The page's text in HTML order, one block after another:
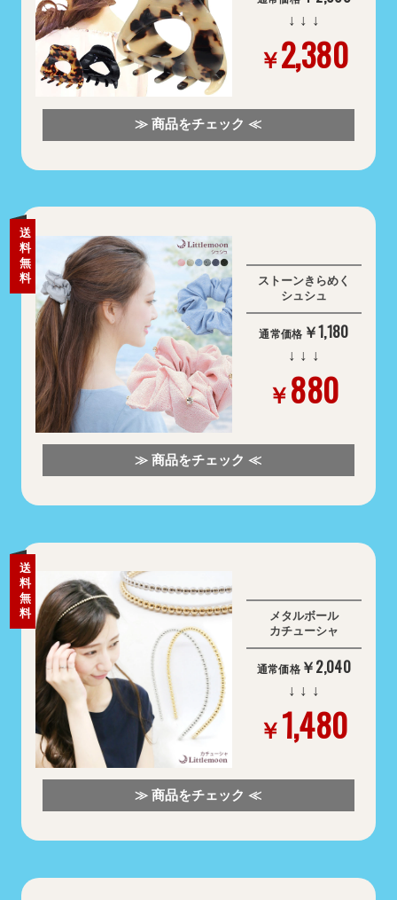
↓ ↓ ↓
￥2,380
≫ 商品をチェック ≪
送
料
無
料
ストーンきらめく
シュシュ
通常価格 ￥1,180
↓ ↓ ↓
￥880
≫ 商品をチェック ≪
送
料
無
料
メタルボール
カチューシャ
通常価格 ￥2,040
↓ ↓ ↓
￥1,480
≫ 商品をチェック ≪